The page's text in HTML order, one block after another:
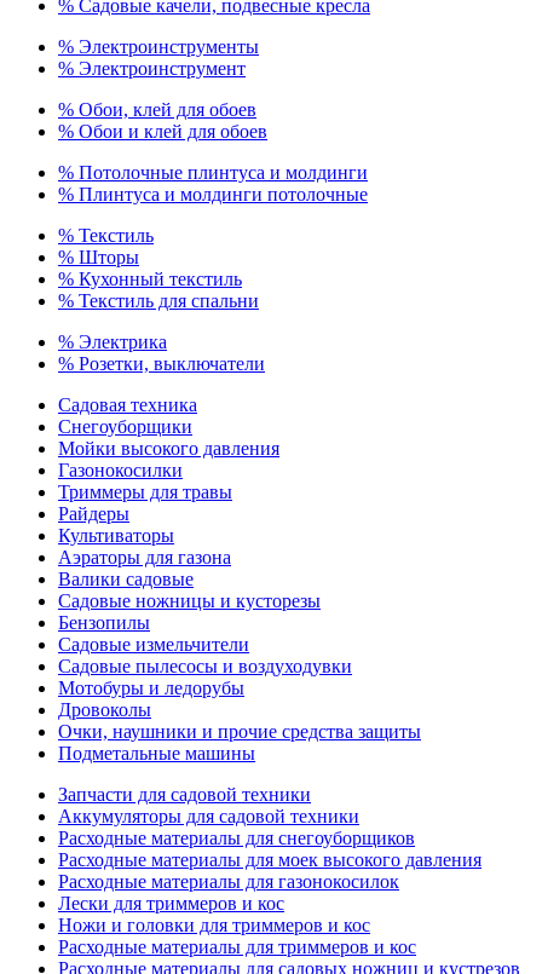
% Садовые качели, подвесные кресла
% Электроинструменты
% Электроинструмент
% Обои, клей для обоев
% Обои и клей для обоев
% Потолочные плинтуса и молдинги
% Плинтуса и молдинги потолочные
% Текстиль
% Шторы
% Кухонный текстиль
% Текстиль для спальни
% Электрика
% Розетки, выключатели
Садовая техника
Снегоуборщики
Мойки высокого давления
Газонокосилки
Триммеры для травы
Райдеры
Культиваторы
Аэраторы для газона
Валики садовые
Садовые ножницы и кусторезы
Бензопилы
Садовые измельчители
Садовые пылесосы и воздуходувки
Мотобуры и ледорубы
Дровоколы
Очки, наушники и прочие средства защиты
Подметальные машины
Запчасти для садовой техники
Аккумуляторы для садовой техники
Расходные материалы для снегоуборщиков
Расходные материалы для моек высокого давления
Расходные материалы для газонокосилок
Лески для триммеров и кос
Ножи и головки для триммеров и кос
Расходные материалы для триммеров и кос
Расходные материалы для садовых ножниц и кустрезов